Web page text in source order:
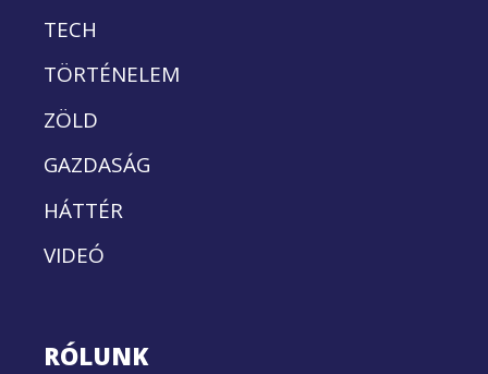
TECH
TÖRTÉNELEM
ZÖLD
GAZDASÁG
HÁTTÉR
VIDEÓ
RÓLUNK